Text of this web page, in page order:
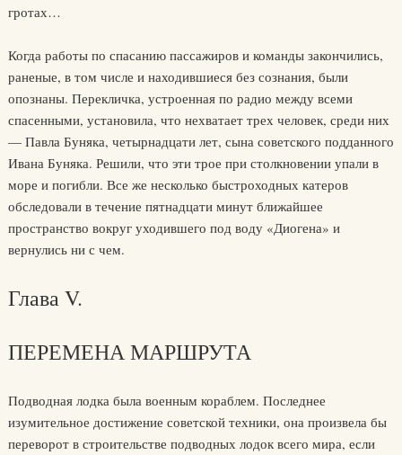
гротах…
Когда работы по спасанию пассажиров и команды закончились,
раненые, в том числе и находившиеся без сознания, были
опознаны. Перекличка, устроенная по радио между всеми
спасенными, установила, что нехватает трех человек, среди них
— Павла Буняка, четырнадцати лет, сына советского подданного
Ивана Буняка. Решили, что эти трое при столкновении упали в
море и погибли. Все же несколько быстроходных катеров
обследовали в течение пятнадцати минут ближайшее
пространство вокруг уходившего под воду «Диогена» и
вернулись ни с чем.
Глава V.
ПЕРЕМЕНА МАРШРУТА
Подводная лодка была военным кораблем. Последнее
изумительное достижение советской техники, она произвела бы
переворот в строительстве подводных лодок всего мира, если